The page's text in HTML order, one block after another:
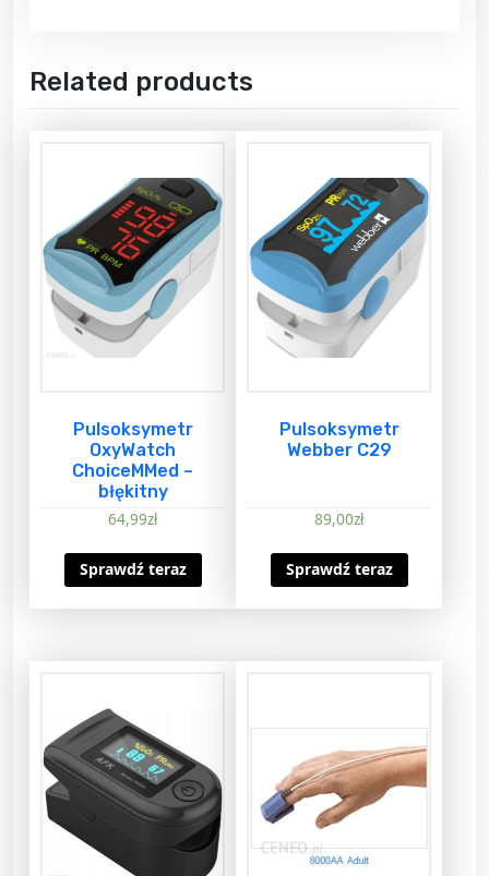
Related products
Pulsoksymetr
OxyWatch
ChoiceMMed –
błękitny
64,99zł
Sprawdź teraz
Pulsoksymetr
Webber C29
89,00zł
Sprawdź teraz